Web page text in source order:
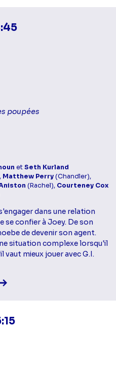
poupées
etSeth Kurland
Matthew Perry(Chandler),
(Rachel), Courteney Cox
dans une relation
se confier à Joey. De son
de devenir son agent.
situation complexe lorsqu'il
mieux jouer avec G.I.
Voir la fiche diffusion